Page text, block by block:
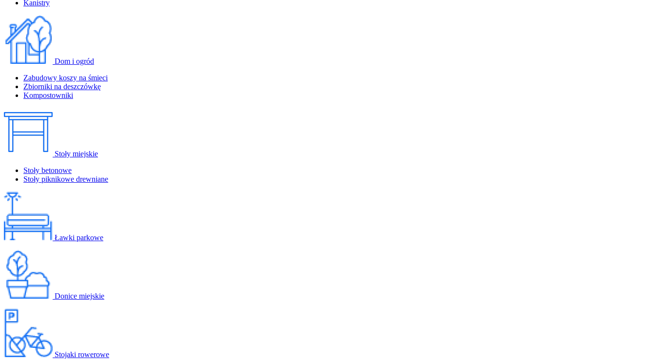
Kanistry
Dom i ogród
Zabudowy koszy na śmieci
Zbiorniki na deszczówkę
Kompostowniki
Stoły miejskie
Stoły betonowe
Stoły piknikowe drewniane
Ławki parkowe
Donice miejskie
Stojaki rowerowe